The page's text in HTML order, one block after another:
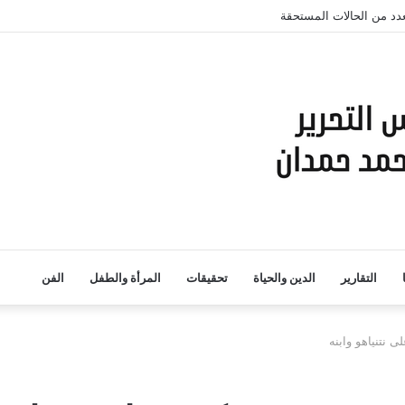
التقارير الدين والحياة تحقيقات المرأة والطفل الفن
نتنياهو وابنه